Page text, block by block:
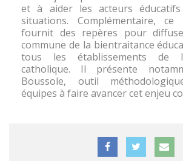
et à aider les acteurs
situations. Complémentaire,
fournit des repères pour
commune de la bientraitance
tous les établissements de
catholique. Il présente
Boussole, outil
équipes à faire avancer cet enjeu